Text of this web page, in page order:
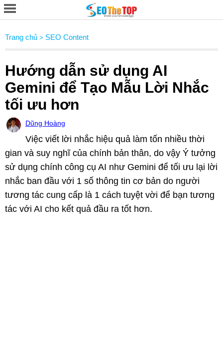
Trang chủ > SEO Content
Hướng dẫn sử dụng AI
Gemini để Tạo Mẫu Lời Nhắc
tối ưu hơn
Dũng Hoàng
Việc viết lời nhắc hiệu quả làm tốn nhiều thời
gian và suy nghĩ của chính bản thân, do vậy Ý tưởng
sử dụng chính công cụ AI như Gemini để tối ưu lại lời
nhắc ban đầu với 1 số thông tin cơ bản do người
tương tác cung cấp là 1 cách tuyệt vời để bạn tương
tác với AI cho kết quả đầu ra tốt hơn.